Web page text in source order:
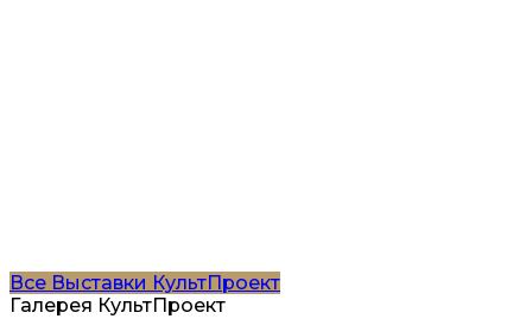
Все Выставки КультПроект
Галерея КультПроект